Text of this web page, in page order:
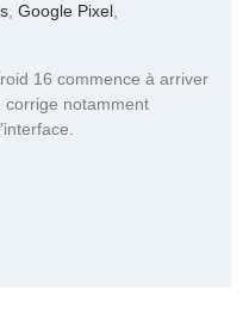
, Google Pixel,
16 commence à arriver
corrige notamment